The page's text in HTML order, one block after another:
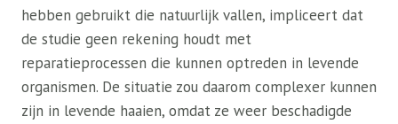
hebben gebruikt die natuurlijk vallen, impliceert dat
de studie geen rekening houdt met
reparatieprocessen die kunnen optreden in levende
organismen. De situatie zou daarom complexer kunnen
zijn in levende haaien, omdat ze weer beschadigde